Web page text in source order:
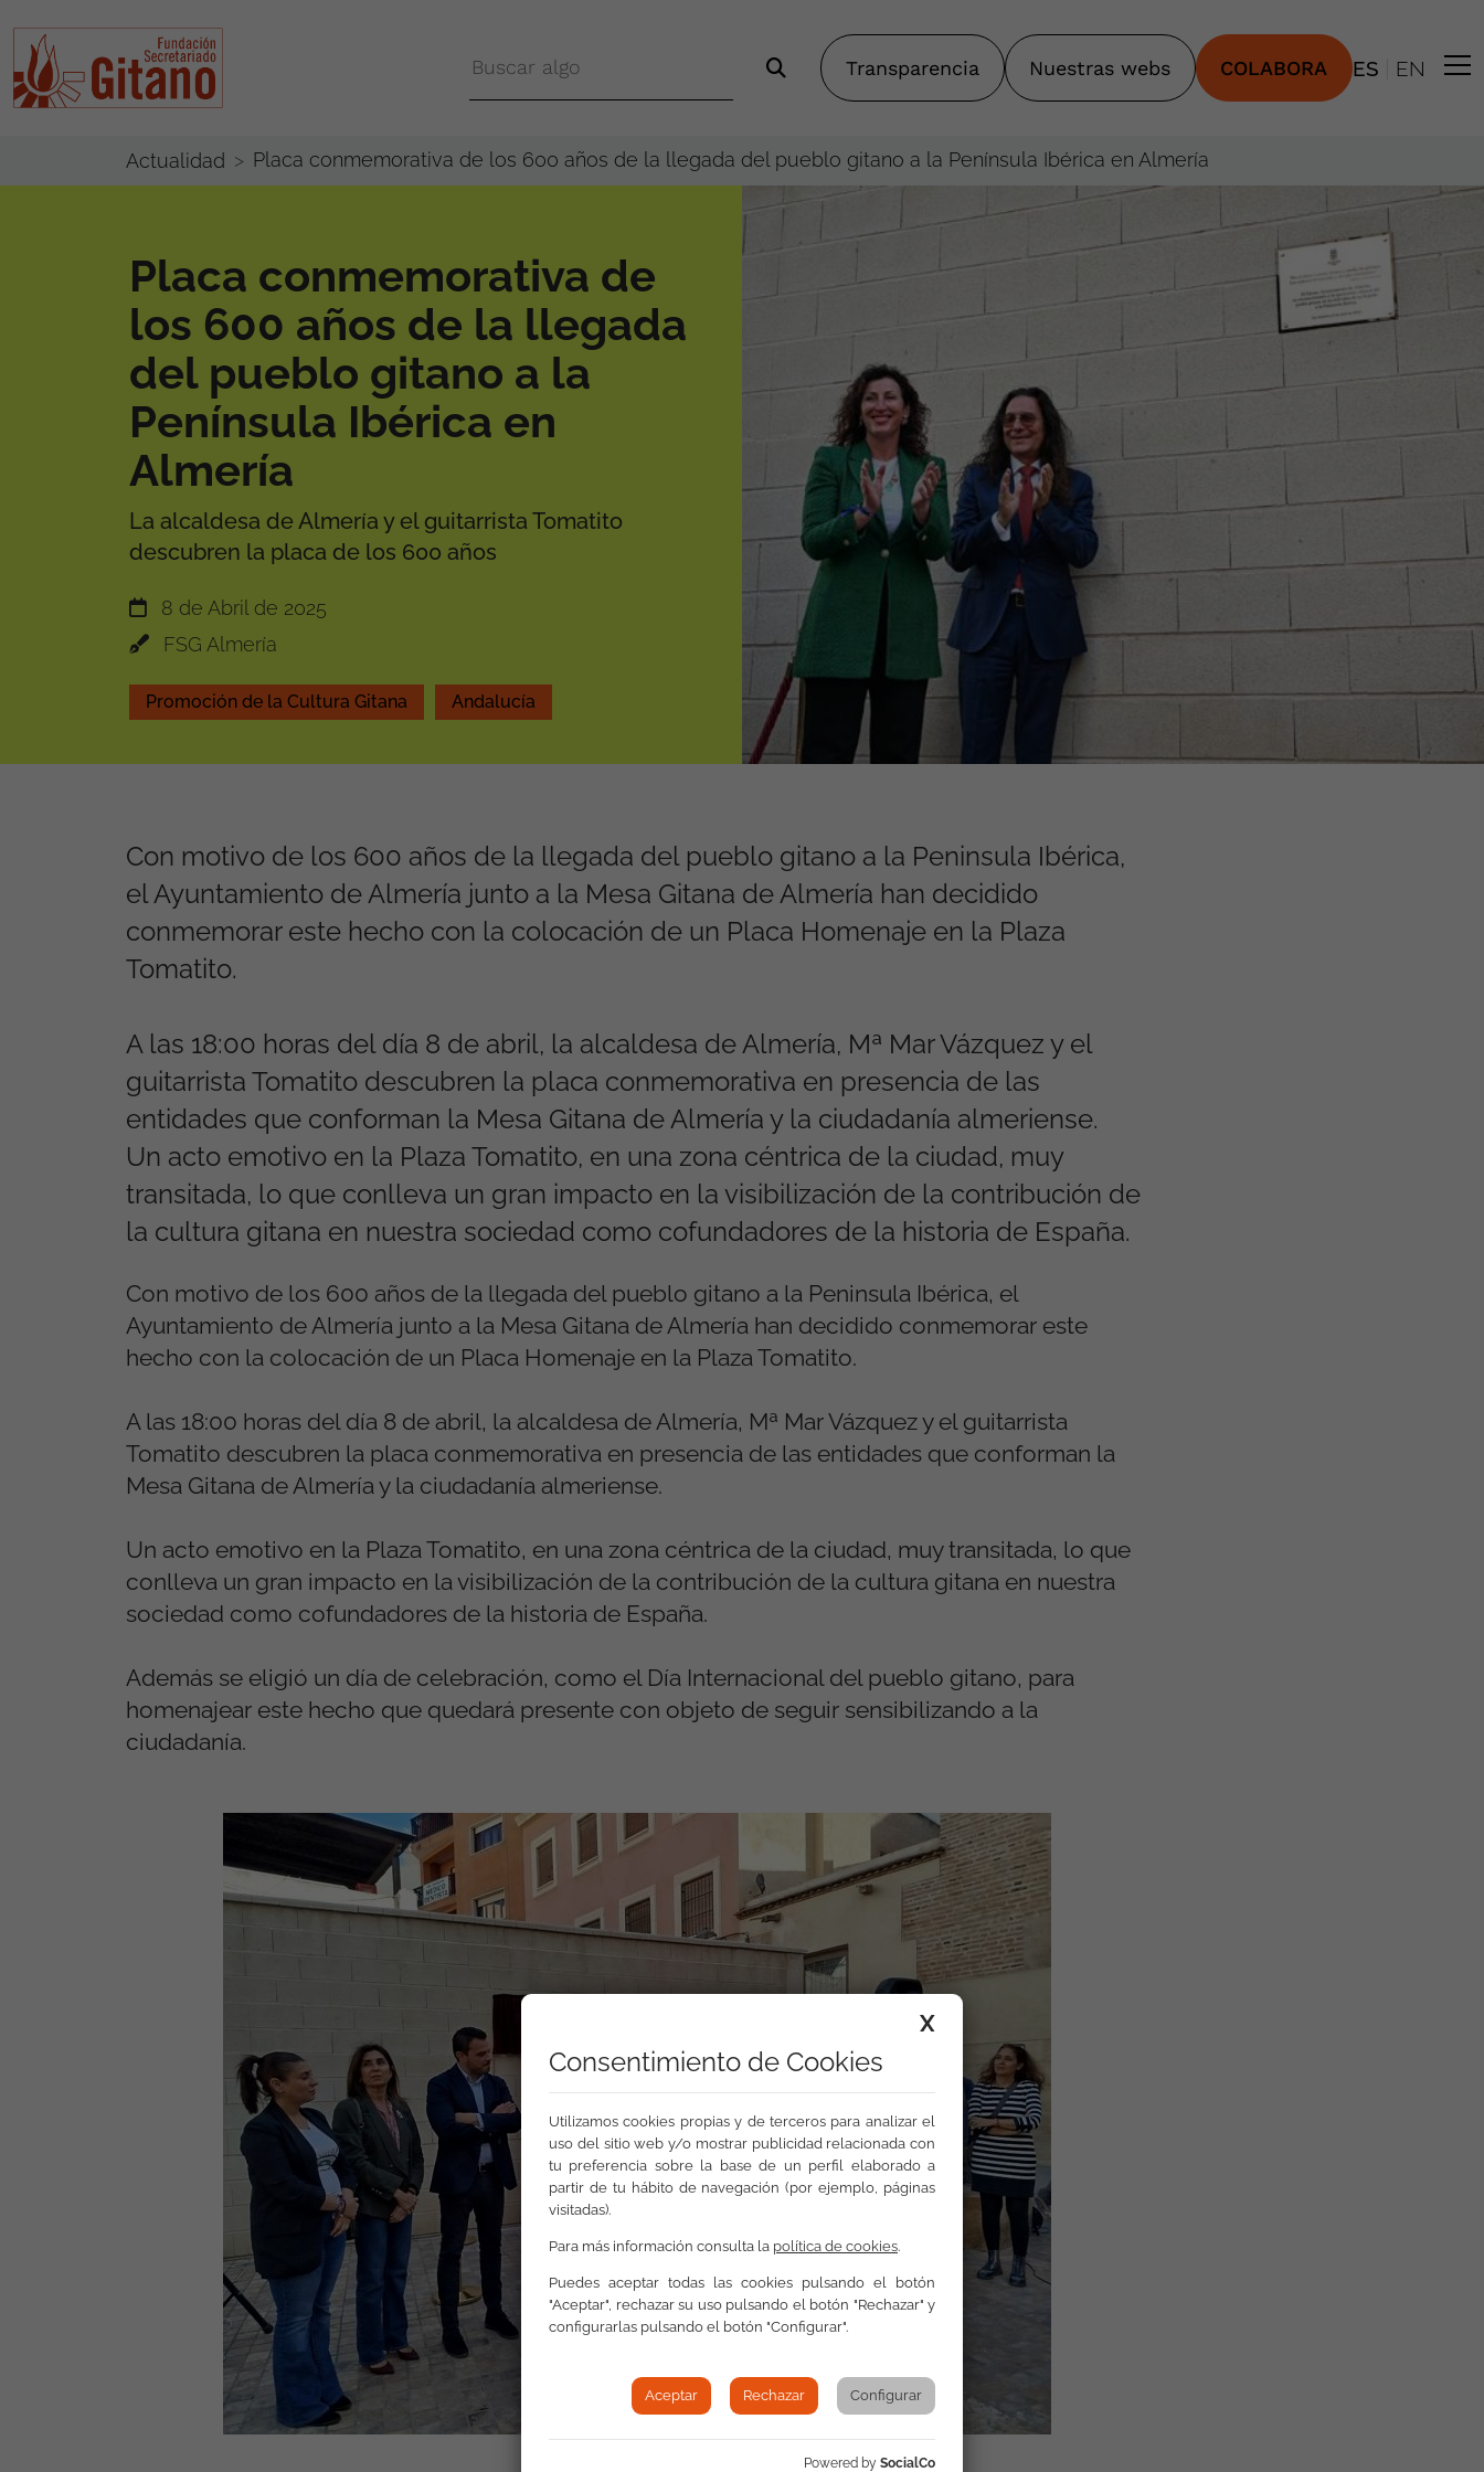
Transparencia Nuestras webs COLABORA ES EN
Actualidad Placa conmemorativa de los 600 años de la llegada del pueblo gitano a la Península Ibérica en Almería
Placa conmemorativa de
los 600 años de la llegada
del pueblo gitano a la
Península Ibérica en
Almería
La alcaldesa de Almería y el guitarrista Tomatito
descubren la placa de los 600 años
8 de Abril de 2025
FSG Almería
Promoción de la Cultura Gitana Andalucía
Con motivo de los 600 años de la llegada del pueblo gitano a la Peninsula Ibérica,
el Ayuntamiento de Almería junto a la Mesa Gitana de Almería han decidido
conmemorar este hecho con la colocación de un Placa Homenaje en la Plaza
Tomatito.
A las 18:00 horas del día 8 de abril, la alcaldesa de Almería, Mª Mar Vázquez y el
guitarrista Tomatito descubren la placa conmemorativa en presencia de las
entidades que conforman la Mesa Gitana de Almería y la ciudadanía almeriense.
Un acto emotivo en la Plaza Tomatito, en una zona céntrica de la ciudad, muy
transitada, lo que conlleva un gran impacto en la visibilización de la contribución de
la cultura gitana en nuestra sociedad como cofundadores de la historia de España.
Con motivo de los 600 años de la llegada del pueblo gitano a la Peninsula Ibérica, el
Ayuntamiento de Almería junto a la Mesa Gitana de Almería han decidido conmemorar este
hecho con la colocación de un Placa Homenaje en la Plaza Tomatito.
A las 18:00 horas del día 8 de abril, la alcaldesa de Almería, Mª Mar Vázquez y el guitarrista
Tomatito descubren la placa conmemorativa en presencia de las entidades que conforman la
Mesa Gitana de Almería y la ciudadanía almeriense.
Un acto emotivo en la Plaza Tomatito, en una zona céntrica de la ciudad, muy transitada, lo que
conlleva un gran impacto en la visibilización de la contribución de la cultura gitana en nuestra
sociedad como cofundadores de la historia de España.
Además se eligió un día de celebración, como el Día Internacional del pueblo gitano, para
homenajear este hecho que quedará presente con objeto de seguir sensibilizando a la
ciudadanía.
X
Consentimiento de Cookies
Utilizamos cookies propias y de terceros para analizar el
uso del sitio web y/o mostrar publicidad relacionada con
tu preferencia sobre la base de un perfil elaborado a
partir de tu hábito de navegación (por ejemplo, páginas
visitadas).
Para más información consulta la política de cookies.
Puedes aceptar todas las cookies pulsando el botón
"Aceptar", rechazar su uso pulsando el botón "Rechazar" y
configurarlas pulsando el botón "Configurar".
Aceptar Rechazar Configurar
Powered by SocialCo